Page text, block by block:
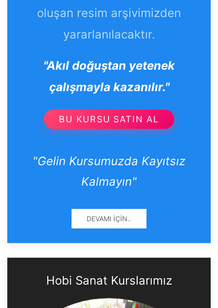
oluşan resim arşivimizden
yararlanılacaktır.
"Akıl doğuştan yetenek
çalışmayla kazanılır."
BU KURSU SATIN AL
"Gelin Kursumuzda Kayıtsız
Kalmayın"
DEVAMI İÇIN..
Hobi Sanat Kurslarımız